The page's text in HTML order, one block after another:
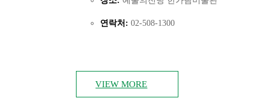
연락처: 02-508-1300
VIEW MORE